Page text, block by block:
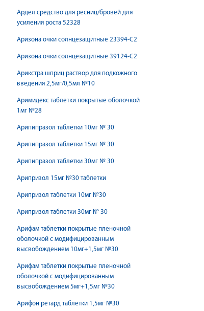
Ардел средство для ресниц/бровей для
усиления роста 52328
Аризона очки солнцезащитные 23394-C2
Аризона очки солнцезащитные 39124-С2
Арикстра шприц раствор для подкожного
введения 2,5мг/0,5мл №10
Аримидекс таблетки покрытые оболочкой
1мг №28
Арипипразол таблетки 10мг № 30
Арипипразол таблетки 15мг № 30
Арипипразол таблетки 30мг № 30
Арипризол 15мг №30 таблетки
Арипризол таблетки 10мг №30
Арипризол таблетки 30мг № 30
Арифам таблетки покрытые пленочной
оболочкой с модифицированным
высвобождением 10мг+1,5мг №30
Арифам таблетки покрытые пленочной
оболочкой с модифицированным
высвобождением 5мг+1,5мг №30
Арифон ретард таблетки 1,5мг №30